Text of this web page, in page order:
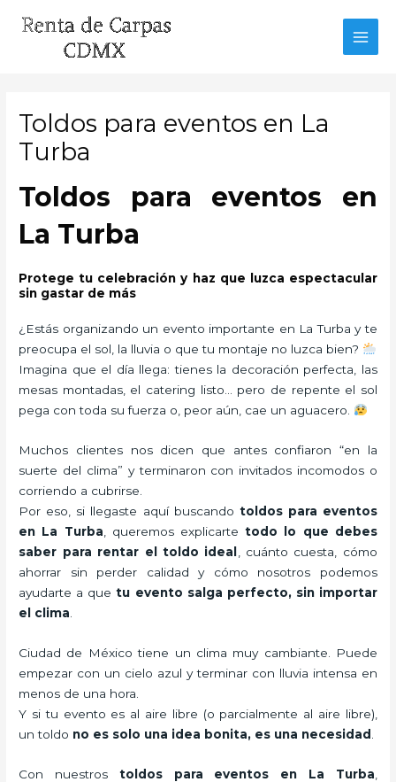
Toldos para eventos en La
Turba
Toldos para eventos en
La Turba
Protege tu celebración y haz que luzca espectacular
sin gastar de más
¿Estás organizando un evento importante en La Turba y te
preocupa el sol, la lluvia o que tu montaje no luzca bien?
Imagina que el día llega: tienes la decoración perfecta, las
mesas montadas, el catering listo… pero de repente el sol
pega con toda su fuerza o, peor aún, cae un aguacero.
Muchos clientes nos dicen que antes confiaron “en la
suerte del clima” y terminaron con invitados incomodos o
corriendo a cubrirse.
Por eso, si llegaste aquí buscando toldos para eventos
en La Turba , queremos explicartetodo lo que debes
saber para rentar el toldo ideal
, cuánto cuesta, cómo
ahorrar sin perder calidad y cómo nosotros podemos
ayudarte a quetu evento salga perfecto, sin importar
el clima
Ciudad de México tiene un clima muy cambiante. Puede
empezar con un cielo azul y terminar con lluvia intensa en
menos de una hora.
Y si tu evento es al aire libre (o parcialmente al aire libre),
un toldo no es solo una idea bonita, es una necesidad
Con nuestros toldos para eventos en La Turba